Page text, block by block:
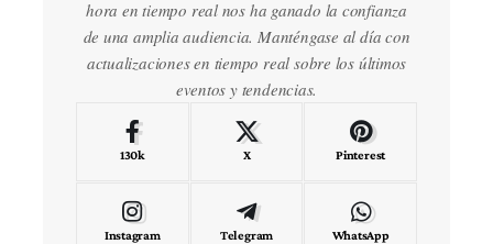
hora en tiempo real nos ha ganado la confianza
de una amplia audiencia. Manténgase al día con
actualizaciones en tiempo real sobre los últimos
eventos y tendencias.
130k X Pinterest
Instagram Telegram WhatsApp